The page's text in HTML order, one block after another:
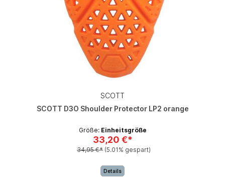
SCOTT
SCOTT D3O Shoulder Protector LP2 orange
Größe: Einheitsgröße
33,20 €*
34,95 €* (5.01% gespart)
Details